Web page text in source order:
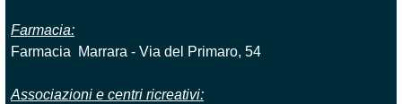
Farmacia:
Farmacia Marrara - Via del Primaro, 54
Associazioni e centri ricreativi: